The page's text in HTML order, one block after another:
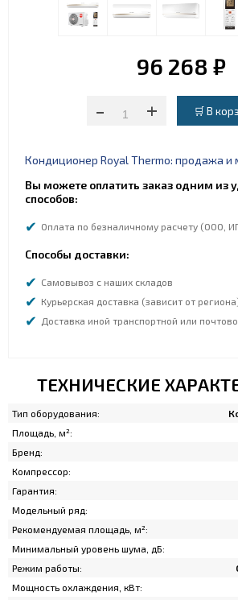
96 268 ₽
-
+
Кондиционер Royal Thermo: продажа и
Вы можете оплатить заказ одним из
способов:
Оплата по безналичному расчету (ООО,
Способы доставки:
Самовывоз с наших складов
Курьерская доставка (зависит от
Доставка иной транспортной или
ТЕХНИЧЕСКИЕ
Тип оборудования:
Площадь, м²:
Бренд:
Компрессор:
Гарантия:
Модельный ряд:
Рекомендуемая площадь, м²:
Минимальный уровень шума, дБ:
Режим работы:
Мощность охлаждения, кВт: